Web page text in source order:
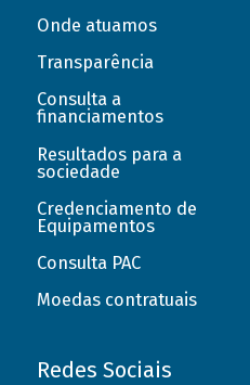
Onde atuamos
Transparência
Consulta a
financiamentos
Resultados para a
sociedade
Credenciamento de
Equipamentos
Consulta PAC
Moedas contratuais
Redes Sociais